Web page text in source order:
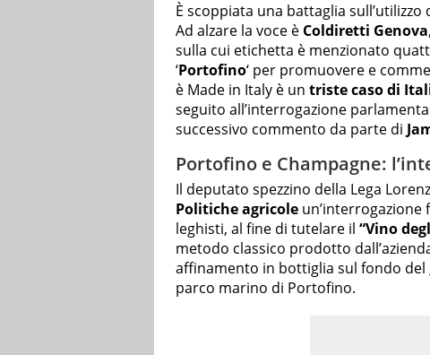
È scoppiata una battaglia sull’utilizzo
Ad alzare la voce è Coldiretti Genova
sulla cui etichetta è menzionato
‘Portofino‘ per promuovere e
è Made in Italy è un triste caso di
seguito all’interrogazione
successivo commento da parte di
Portofino e Champagne:
Il deputato spezzino della Lega
Politiche agricole
leghisti, al fine di tutelare il “Vino
metodo classico prodotto
affinamento in bottiglia sul fondo del
parco marino di Portofino.